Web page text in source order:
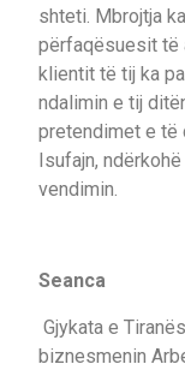
shteti. Mbrojtja
përfaqësuesit të
klientit të tij ka
ndalimin e tij
pretendimet e të
Isufajn,
vendimin.
Seanca
Gjykata e
biznesmenin